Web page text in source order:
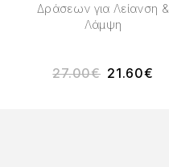
Δράσεων για Λείανση &
Λάμψη
27.00€ 21.60€